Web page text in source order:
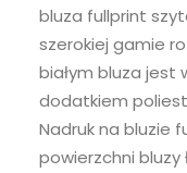
bluza fullprint
szerokiej gamie
białym bluza jest
dodatkiem
Nadruk na bluzie
powierzchni bluzy